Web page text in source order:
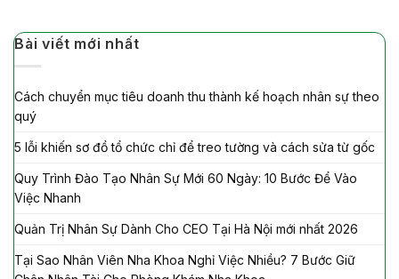
Bài viết mới nhất
Cách chuyển mục tiêu doanh thu thành kế hoạch nhân sự theo
quý
5 lỗi khiến sơ đồ tổ chức chỉ để treo tường và cách sửa từ gốc
Quy Trình Đào Tạo Nhân Sự Mới 60 Ngày: 10 Bước Để Vào
Việc Nhanh
Quản Trị Nhân Sự Dành Cho CEO Tại Hà Nội mới nhất 2026
Tại Sao Nhân Viên Nha Khoa Nghỉ Việc Nhiều? 7 Bước Giữ